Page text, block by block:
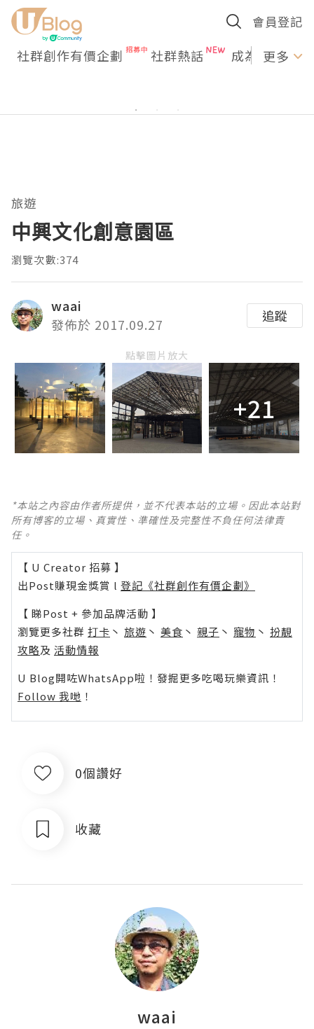
會員登記
社群創作有價企劃 社群熱話 成為U更多
旅遊
中興文化創意園區
瀏覽次數:374
waai
發佈於 2017.09.27
追蹤
點擊圖片放大
+21
*本站之內容由作者所提供，並不代表本站的立場。因此本站對
所有博客的立場、真實性、準確性及完整性不負任何法律責
任。
【 U Creator 招募 】
出Post賺現金獎賞 l 登記《社群創作有價企劃》
【 睇Post + 參加品牌活動 】
瀏覽更多社群 打卡 丶 旅遊 丶 美食 丶 親子 丶 寵物 丶 扮靚
攻略及 活動情報
U Blog開咗WhatsApp啦！發掘更多吃喝玩樂資訊！
Follow 我哋 ！
0個讚好
收藏
waai